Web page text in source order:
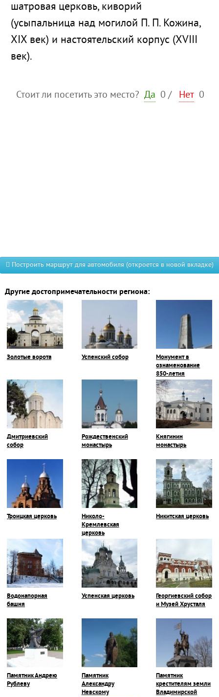
шатровая церковь, киворий
(усыпальница над могилой П. П. Кожина,
XIX век) и настоятельский корпус (XVIII
век).
Стоит ли посетить это место? Да 0 / Нет 0
Построить маршрут для автомобиля (откроется в новой вкладке)
Другие достопримечательности региона:
Золотые ворота Успенский собор
Монумент в
ознаменование
850-летия
Владимира
Дмитриевский
собор
Рождественский
монастырь
Княгинин
монастырь
Троицкая церковь
Николо-
Кремлевская
церковь
Никитская церковь
Водонапорная
башня
Успенская церковь
Георгиевский собор
и Музей Хрусталя
Памятник Андрею
Рублеву
Памятник
Александру
Невскому
Памятник
крестителям земли
Владимирской